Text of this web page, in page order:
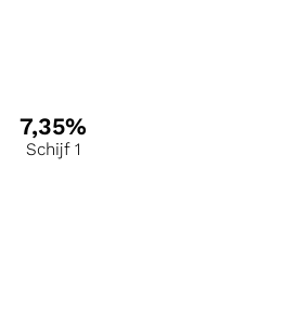
7,35%
Schijf 1